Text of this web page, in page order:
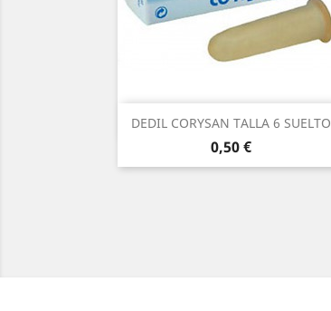
DEDIL CORYSAN TALLA 6 SUELTO
Precio
0,50 €
Vista rápida